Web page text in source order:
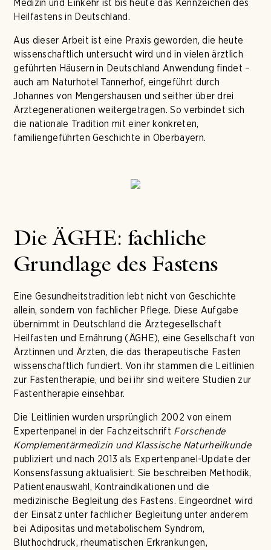
Medizin und Einkehr ist bis heute das Kennzeichen des
Heilfastens in Deutschland.
Aus dieser Arbeit ist eine Praxis geworden, die heute
wissenschaftlich untersucht wird und in vielen ärztlich
geführten Häusern in Deutschland Anwendung findet –
auch am Naturhotel Tannerhof, eingeführt durch
Johannes von Mengershausen und seither über drei
Ärztegenerationen weitergetragen. So verbindet sich
die nationale Tradition mit einer konkreten,
familiengeführten Geschichte in Oberbayern.
Die ÄGHE: fachliche
Grundlage des Fastens
Eine Gesundheitstradition lebt nicht von Geschichte
allein, sondern von fachlicher Pflege. Diese Aufgabe
übernimmt in Deutschland die Ärztegesellschaft
Heilfasten und Ernährung (ÄGHE), eine Gesellschaft von
Ärztinnen und Ärzten, die das therapeutische Fasten
wissenschaftlich fundiert. Von ihr stammen die Leitlinien
zur Fastentherapie, und bei ihr sind weitere Studien zur
Fastentherapie einsehbar.
Die Leitlinien wurden ursprünglich 2002 von einem
Expertenpanel in der Fachzeitschrift Forschende
Komplementärmedizin und Klassische Naturheilkunde
publiziert und nach 2013 als Expertenpanel-Update der
Konsensfassung aktualisiert. Sie beschreiben Methodik,
Patientenauswahl, Kontraindikationen und die
medizinische Begleitung des Fastens. Eingeordnet wird
der Einsatz unter fachlicher Begleitung unter anderem
bei Adipositas und metabolischem Syndrom,
Bluthochdruck, rheumatischen Erkrankungen,